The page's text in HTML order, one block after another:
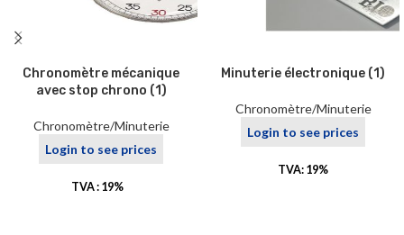
Chronomètre mécanique
avec stop chrono (1)
Chronomètre/Minuterie
Login to see prices
TVA : 19%
Minuterie électronique (1)
Chronomètre/Minuterie
Login to see prices
TVA: 19%